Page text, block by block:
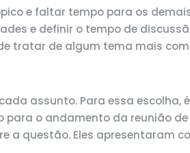
e faltar tempo para os
e definir o tempo de
tratar de algum tema mais
assunto. Para essa escolha,
o andamento da reunião de
a questão. Eles apresentaram